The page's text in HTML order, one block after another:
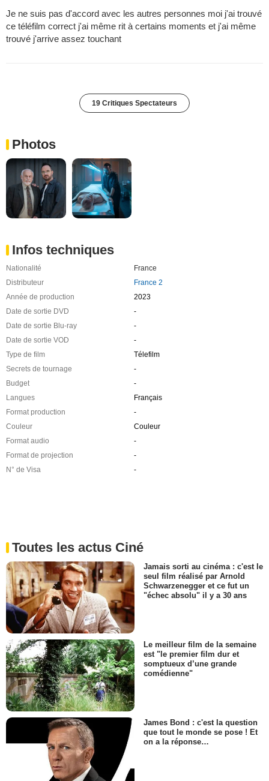
Je ne suis pas d'accord avec les autres personnes moi j'ai trouvé
ce téléfilm correct j'ai même rit à certains moments et j'ai même
trouvé j'arrive assez touchant
19 Critiques Spectateurs
Photos
Infos techniques
Nationalité
France
Distributeur
France 2
Année de production
2023
Date de sortie DVD
-
Date de sortie Blu-ray
-
Date de sortie VOD
-
Type de film
Télefilm
Secrets de tournage
-
Budget
-
Langues
Français
Format production
-
Couleur
Couleur
Format audio
-
Format de projection
-
N° de Visa
-
Toutes les actus Ciné
Jamais sorti au cinéma : c'est le
seul film réalisé par Arnold
Schwarzenegger et ce fut un
"échec absolu" il y a 30 ans
Le meilleur film de la semaine
est "le premier film dur et
somptueux d’une grande
comédienne"
James Bond : c'est la question
que tout le monde se pose ! Et
on a la réponse…